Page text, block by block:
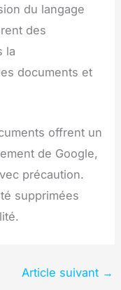
du langage
des
la
documents et
offrent un
de Google,
précaution.
supprimées
Article suivant →